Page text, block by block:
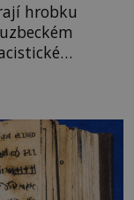
hrobku
a napadá
že se
o fascinující